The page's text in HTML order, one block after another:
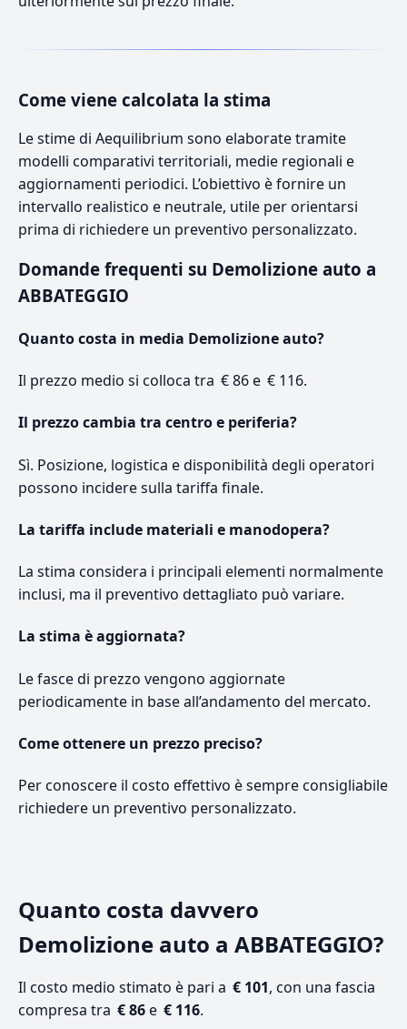
Come viene calcolata la stima
Le stime di Aequilibrium sono elaborate tramite
modelli comparativi territoriali, medie regionali e
aggiornamenti periodici. L’obiettivo è fornire un
intervallo realistico e neutrale, utile per orientarsi
prima di richiedere un preventivo personalizzato.
Domande frequenti su Demolizione auto a
ABBATEGGIO
Quanto costa in media Demolizione auto?
Il prezzo medio si colloca tra € 86 e € 116.
Il prezzo cambia tra centro e periferia?
Sì. Posizione, logistica e disponibilità degli operatori
possono incidere sulla tariffa finale.
La tariffa include materiali e manodopera?
La stima considera i principali elementi normalmente
inclusi, ma il preventivo dettagliato può variare.
La stima è aggiornata?
Le fasce di prezzo vengono aggiornate
periodicamente in base all’andamento del mercato.
Come ottenere un prezzo preciso?
Per conoscere il costo effettivo è sempre consigliabile
richiedere un preventivo personalizzato.
Quanto costa davvero
Demolizione auto a ABBATEGGIO?
Il costo medio stimato è pari a € 101, con una fascia
compresa tra € 86e € 116.